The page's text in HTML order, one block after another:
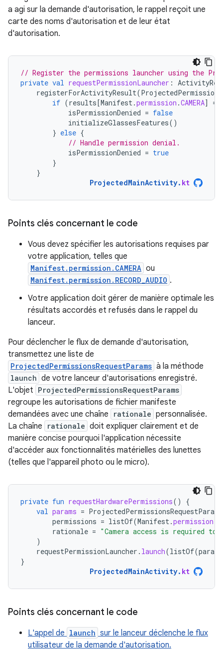
a agi sur la demande d'autorisation, le rappel reçoit une
carte des noms d'autorisation et de leur état
d'autorisation.
// Register the permissions launcher using the
private val requestPermissionLauncher :
registerForActivityResult(
if (results[Manifest.permission .CAMERA]
==
isPermissionDenied = false
initializeGlassesFeatures()
} else {
// Handle permission denial.
isPermissionDenied = true
}
}
ProjectedMainActivity. kt
Points clés concernant le code
Vous devez spécifier les autorisations requises par
votre application, telles que
Manifest.permission.CAMERA ou
Manifest.permission.RECORD_AUDIO .
Votre application doit gérer de manière optimale les
résultats accordés et refusés dans le rappel du
lanceur.
Pour déclencher le flux de demande d'autorisation,
transmettez une liste de
ProjectedPermissionsRequestParams à la méthode
launch de votre lanceur d'autorisations enregistré.
L'objet ProjectedPermissionsRequestParams
regroupe les autorisations de fichier manifeste
demandées avec une chaîne
rationale personnalisée.
La chaîne
rationale doit expliquer clairement et de
manière concise pourquoi l'application nécessite
d'accéder aux fonctionnalités matérielles des lunettes
(telles que l'appareil photo ou le micro).
private fun requestHardwarePermissions()
{
val params = ProjectedPermissionsRequestParams
permissions = listOf(Manifest.permission
rationale = "Camera access is required
)
requestPermissionLauncher . launch(listOf(params
}
ProjectedMainActivity. kt
Points clés concernant le code
L'appel de launch sur le lanceur déclenche le flux
utilisateur de la demande d'autorisation.